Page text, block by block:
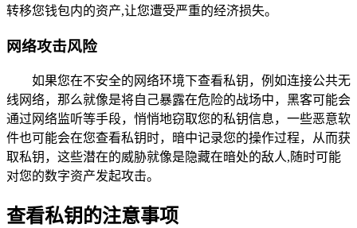
转移您钱包内的资产,让您遭受严重的经济损失。
网络攻击风险
如果您在不安全的网络环境下查看私钥，例如连接公共无
线网络，那么就像是将自己暴露在危险的战场中，黑客可能会
通过网络监听等手段，悄悄地窃取您的私钥信息，一些恶意软
件也可能会在您查看私钥时，暗中记录您的操作过程，从而获
取私钥，这些潜在的威胁就像是隐藏在暗处的敌人,随时可能
对您的数字资产发起攻击。
查看私钥的注意事项